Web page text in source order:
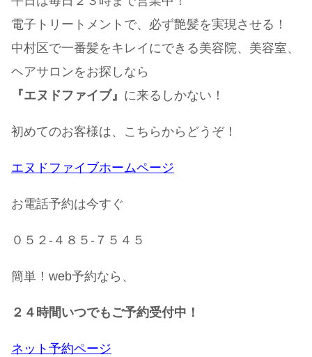
電子トリートメントで、必ず艶髪を実現させる！
中村区で一番髪をキレイにできる美容院、美容室、
ヘアサロンをお探しなら
『エヌドファイブ』 に来るしかない！
初めてのお客様は、こちらからどうぞ！
エヌドファイブホームページ
お電話予約は今すぐ
０５２-４８５-７５４５
簡単！web予約なら、
２４時間いつでもご予約受付中！
ネット予約ページ